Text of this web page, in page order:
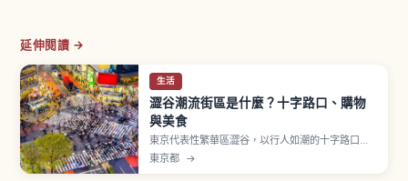
延伸閱讀 →
生活
澀谷潮流街區是什麼？十字路口、購物
與美食
東京代表性繁華區澀谷，以行人如潮的十字路口、
忠犬八公像、SHIBUYA109 以及 MIYASHITA
PARK 等地標聞名。文章介紹澀谷車站周邊的主要
東京都 →